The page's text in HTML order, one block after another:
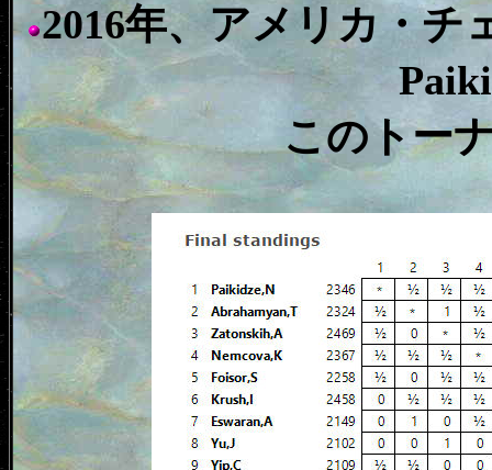
2016年、アメリカ・
このトー